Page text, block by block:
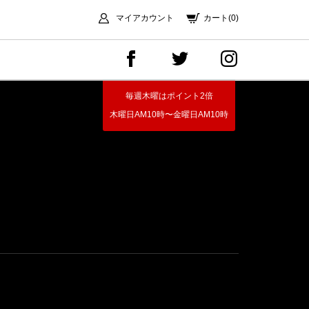
マイアカウント カート(0)
毎週木曜はポイント2倍
木曜日AM10時〜金曜日AM10時